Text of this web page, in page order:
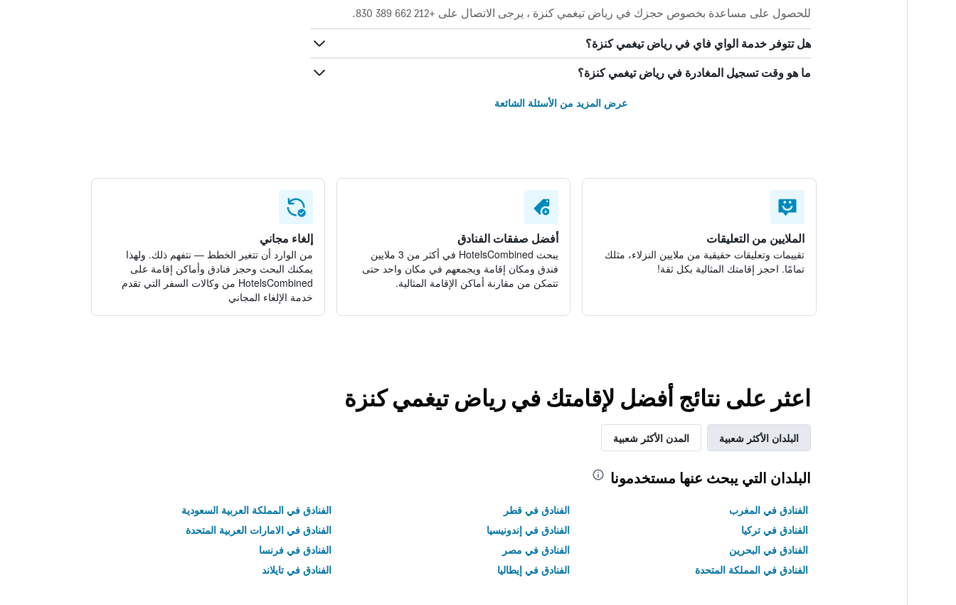
للحصول على مساعدة بخصوص حجزك في رياض تيغمي كنزة ، يرجى الاتصال على +212 662 389 830.
هل تتوفر خدمة الواي فاي في رياض تيغمي كنزة؟
ما هو وقت تسجيل المغادرة في رياض تيغمي كنزة؟
عرض المزيد من الأسئلة الشائعة
الملايين من التعليقات
تقييمات وتعليقات حقيقية من ملايين النزلاء، مثلك
تمامًا. احجز إقامتك المثالية بكل ثقة!
أفضل صفقات الفنادق
يبحث HotelsCombined في أكثر من 3 ملايين
فندق ومكان إقامة ويجمعهم في مكان واحد حتى
تتمكن من مقارنة أماكن الإقامة المثالية.
إلغاء مجاني
من الوارد أن تتغير الخطط — نتفهم ذلك. ولهذا
يمكنك البحث وحجز فنادق وأماكن إقامة على
HotelsCombined من وكالات السفر التي تقدم
خدمة الإلغاء المجاني
اعثر على نتائج أفضل لإقامتك في رياض تيغمي كنزة
البلدان الأكثر شعبية المدن الأكثر شعبية
البلدان التي يبحث عنها مستخدمونا
الفنادق في المغرب الفنادق في قطر
الفنادق في المملكة العربية السعودية
الفنادق في تركيا
الفنادق في إندونيسيا
الفنادق في الامارات العربية المتحدة
الفنادق في البحرين
الفنادق في مصر
الفنادق في فرنسا
الفنادق في المملكة المتحدة
الفنادق في إيطاليا الفنادق في تايلاند